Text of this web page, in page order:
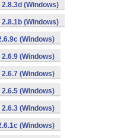
2.8.3d (Windows)
2.8.1b (Windows)
(Windows)
(Windows)
(Windows)
(Windows)
(Windows)
(Windows)